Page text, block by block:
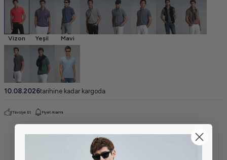
Vizon Yeşil Mavi
10.08.2026tarihine kadar kargoda
Tavsiye Et Fiyat Alarmı